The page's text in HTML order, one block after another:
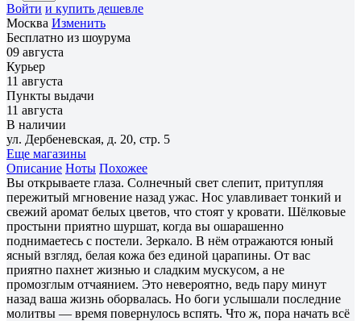
Войти и купить дешевле
Москва Изменить
Бесплатно из шоурума
09 августа
Курьер
11 августа
Пункты выдачи
11 августа
В наличии
ул. Дербеневская, д. 20, стр. 5
Еще магазины
Описание Ноты Похожее
Вы открываете глаза. Солнечный свет слепит, притупляя
пережитый мгновение назад ужас. Нос улавливает тонкий и
свежий аромат белых цветов, что стоят у кровати. Шёлковые
простыни приятно шуршат, когда вы ошарашенно
поднимаетесь с постели. Зеркало. В нём отражаются юный
ясный взгляд, белая кожа без единой царапины. От вас
приятно пахнет жизнью и сладким мускусом, а не
промозглым отчаянием. Это невероятно, ведь пару минут
назад ваша жизнь оборвалась. Но боги услышали последние
молитвы — время повернулось вспять. Что ж, пора начать всё